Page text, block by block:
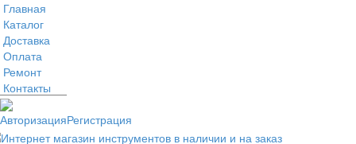
Главная
Каталог
Доставка
Оплата
Ремонт
Контакты
АвторизацияРегистрация